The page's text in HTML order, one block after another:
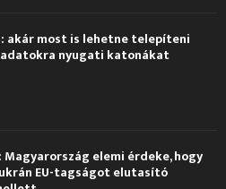
akár most is lehetne telepíteni
nyugati katonákat
elemi érdeke, hogy
EU-tagságot elutasító